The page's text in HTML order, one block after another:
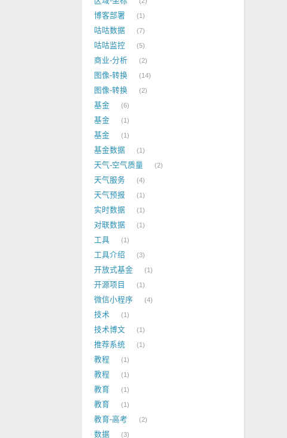
博客部署 1
咕咕数据 7
咕咕监控 5
商业-分析 2
图像-转换 14
图像-转换 2
基金 6
基金 1
基金 1
基金数据 1
天气-空气质量 2
天气服务 4
天气预报 1
实时数据 1
对联数据 1
工具 1
工具介绍 3
开放式基金 1
开源项目 1
微信小程序 4
技术 1
技术博文 1
推荐系统 1
教程 1
教程 1
教育 1
教育 1
教育-高考 2
数据 3